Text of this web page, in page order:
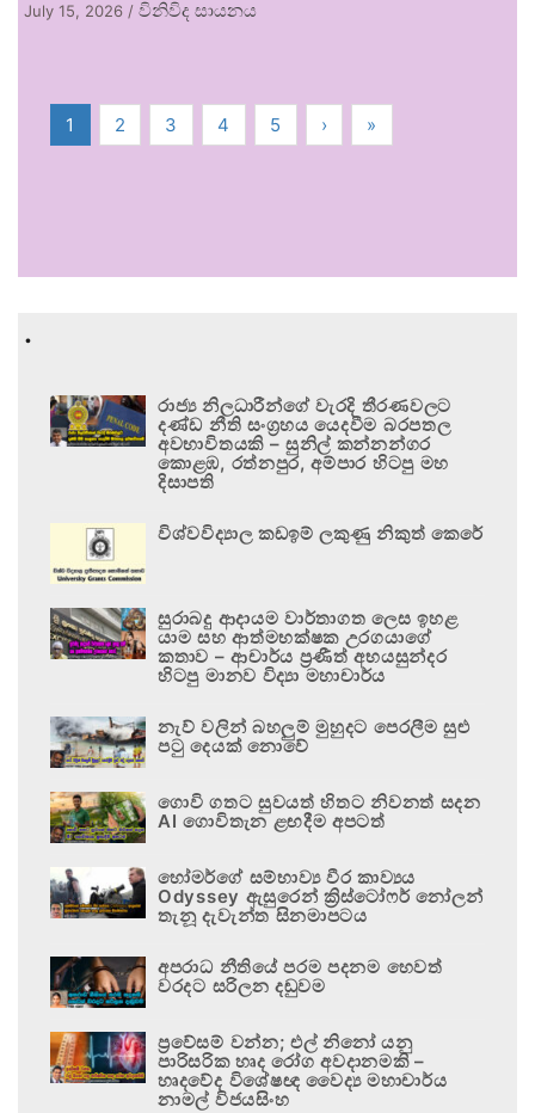
July 15, 2026 / විනිවිද සායනය
1 2 3 4 5 › »
.
රාජ්‍ය නිලධාරීන්ගේ වැරදි තීරණවලට
දණ්ඩ නීති සංග්‍රහය යෙදවීම බරපතල
අවභාවිතයකි – සුනිල් කන්නන්ගර
කොළඹ, රත්නපුර, අම්පාර හිටපු මහ
දිසාපති
විශ්වවිද්‍යාල කඩඉම් ලකුණු නිකුත් කෙරේ
සුරාබදු ආදායම වාර්තාගත ලෙස ඉහළ
යාම සහ ආත්මභක්ෂක උරගයාගේ
කතාව – ආචාර්ය ප්‍රණීත් අභයසුන්දර
හිටපු මානව විද්‍යා මහාචාර්ය
නැව් වලින් බහලුම් මුහුදට පෙරලීම සුළු
පටු දෙයක් නොවේ
ගොවි ගතට සුවයත් හිතට නිවනත් සදන
AI ගොවිතැන ළඟදීම අපටත්
හෝමර්ගේ සම්භාව්‍ය වීර කාව්‍යය
Odyssey ඇසුරෙන් ක්‍රිස්ටෝෆර් නෝලන්
තැනූ දැවැන්ත සිනමාපටය
අපරාධ නීතියේ පරම පදනම හෙවත්
වරදට සරිලන දඬුවම
ප්‍රවේසම් වන්න; එල් නිනෝ යනු
පාරිසරික හෘද රෝග අවදානමකි –
හෘදවේද විශේෂඥ වෛද්‍ය මහාචාර්ය
නාමල් විජයසිංහ